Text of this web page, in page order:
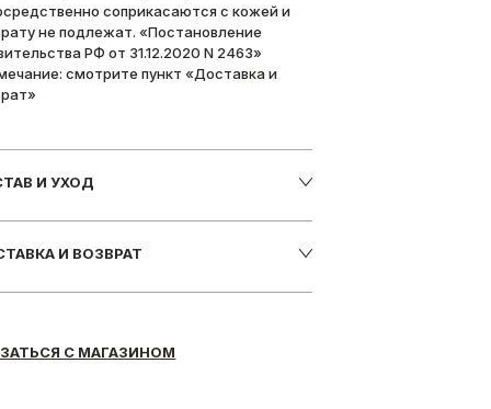
соприкасаются с кожей и
не подлежат. «Постановление
РФ от 31.12.2020 N 2463»
смотрите пункт «Доставка и
И УХОД
И ВОЗВРАТ
С МАГАЗИНОМ